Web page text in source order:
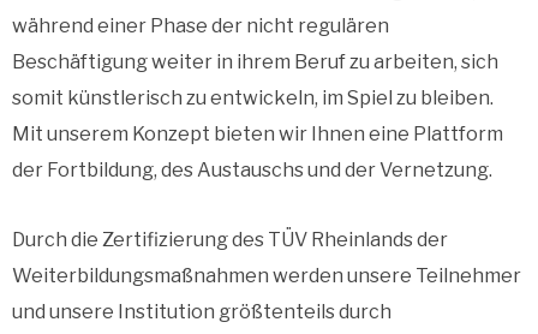
während einer Phase der nicht regulären
Beschäftigung weiter in ihrem Beruf zu arbeiten, sich
somit künstlerisch zu entwickeln, im Spiel zu bleiben.
Mit unserem Konzept bieten wir Ihnen eine Plattform
der Fortbildung, des Austauschs und der Vernetzung.
Durch die Zertifizierung des TÜV Rheinlands der
Weiterbildungsmaßnahmen werden unsere Teilnehmer
und unsere Institution größtenteils durch